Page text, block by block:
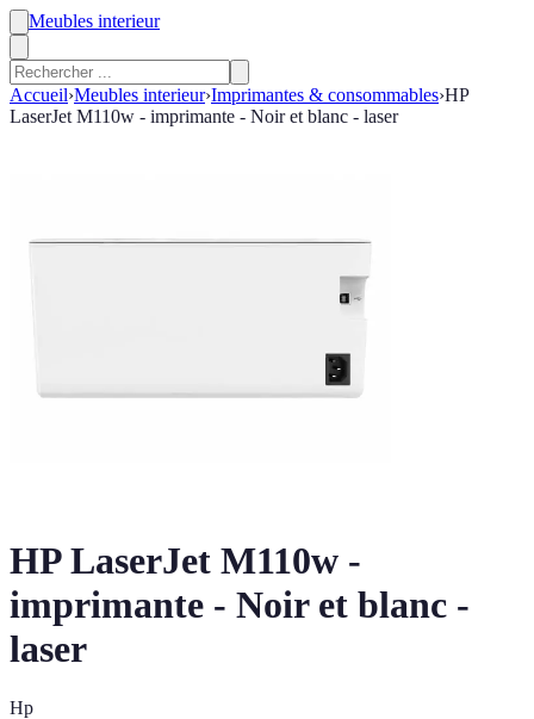
Meubles interieur
Accueil›Meubles interieur›Imprimantes & consommables›HP
LaserJet M110w - imprimante - Noir et blanc - laser
HP LaserJet M110w -
imprimante - Noir et blanc -
laser
Hp